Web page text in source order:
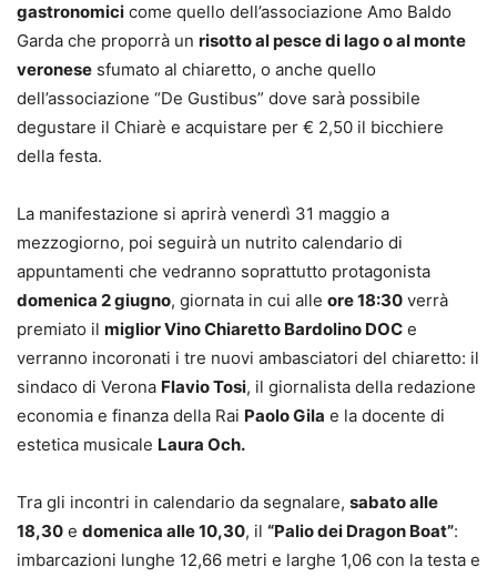
gastronomici come quello dell’associazione Amo Baldo
Garda che proporrà un risotto al pesce di lago o al monte
veronese sfumato al chiaretto, o anche quello
dell’associazione “De Gustibus” dove sarà possibile
degustare il Chiarè e acquistare per € 2,50 il bicchiere
della festa.
La manifestazione si aprirà venerdì 31 maggio a
mezzogiorno, poi seguirà un nutrito calendario di
appuntamenti che vedranno soprattutto protagonista
domenica 2 giugno, giornata in cui alle ore 18:30 verrà
premiato il miglior Vino Chiaretto Bardolino DOC e
verranno incoronati i tre nuovi ambasciatori del chiaretto: il
sindaco di Verona Flavio Tosi, il giornalista della redazione
economia e finanza della Rai Paolo Gila e la docente di
estetica musicale Laura Och.
Tra gli incontri in calendario da segnalare, sabato alle
18,30 e domenica alle 10,30, il “Palio dei Dragon Boat”:
imbarcazioni lunghe 12,66 metri e larghe 1,06 con la testa e